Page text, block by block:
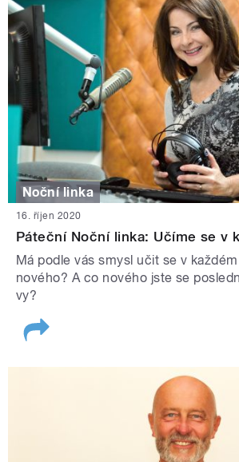
Noční linka
16. říjen 2020
Páteční Noční linka: Učíme se v
Má podle vás smysl učit se v
nového? A co nového jste se
vy?